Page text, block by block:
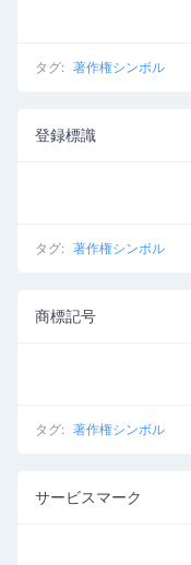
タグ: 著作権シンボル
登録標識
タグ: 著作権シンボル
商標記号
タグ: 著作権シンボル
サービスマーク